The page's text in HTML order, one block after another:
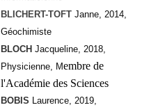
BLICHERT-TOFT Janne, 2014,
Géochimiste
BLOCH Jacqueline, 2018,
Physicienne, Membre de
l'Académie des Sciences
BOBIS Laurence, 2019,